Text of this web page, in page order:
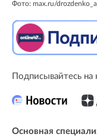
Фото: max.ru/
Подписывайтесь на
Основная